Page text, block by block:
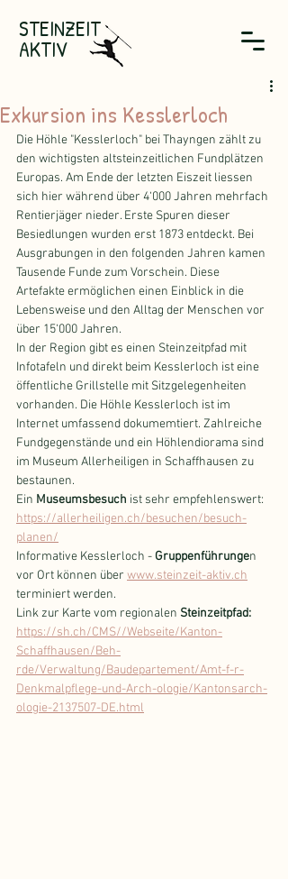
STEINZEIT
AKTIV
Exkursion ins Kesslerloch
Die Höhle "Kesslerloch" bei Thayngen zählt zu
den wichtigsten altsteinzeitlichen Fundplätzen
Europas. Am Ende der letzten Eiszeit liessen
sich hier während über 4‘000 Jahren mehrfach
Rentierjäger nieder. Erste Spuren dieser
Besiedlungen wurden erst 1873 entdeckt. Bei
Ausgrabungen in den folgenden Jahren kamen
Tausende Funde zum Vorschein. Diese
Artefakte ermöglichen einen Einblick in die
Lebensweise und den Alltag der Menschen vor
über 15‘000 Jahren.
In der Region gibt es einen Steinzeitpfad mit
Infotafeln und direkt beim Kesslerloch ist eine
öffentliche Grillstelle mit Sitzgelegenheiten
vorhanden. Die Höhle Kesslerloch ist im
Internet umfassend dokumemtiert. Zahlreiche
Fundgegenstände und ein Höhlendiorama sind
im Museum Allerheiligen in Schaffhausen zu
bestaunen.
Ein Museumsbesuch ist sehr empfehlenswert:
https://allerheiligen.ch/besuchen/besuch-
planen/
Informative Kesslerloch - Gruppenführungen
vor Ort können über www.steinzeit-aktiv.ch
terminiert werden.
Link zur Karte vom regionalen Steinzeitpfad:
https://sh.ch/CMS//Webseite/Kanton-
Schaffhausen/Beh-
rde/Verwaltung/Baudepartement/Amt-f-r-
Denkmalpflege-und-Arch-ologie/Kantonsarch-
ologie-2137507-DE.html